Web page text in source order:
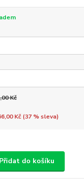
Kč
Kč (37% sleva)
Přidat do košíku